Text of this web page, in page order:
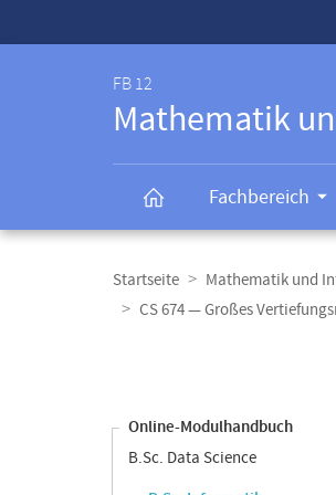
FB 12
Mathematik
Fachbereich
Navigation
Startseite Mathematik und
CS 674 — Großes
Online-Modulhandbuch
B.Sc. Data Science